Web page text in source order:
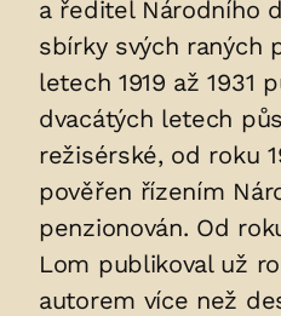
a ředitel Národního
sbírky svých raných
letech 1919 až
dvacátých letech
režisérské, od roku
pověřen řízením
penzionován. Od
Lom publikoval už
autorem více než